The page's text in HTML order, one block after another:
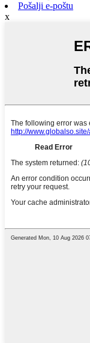
Pošalji e-poštu
x